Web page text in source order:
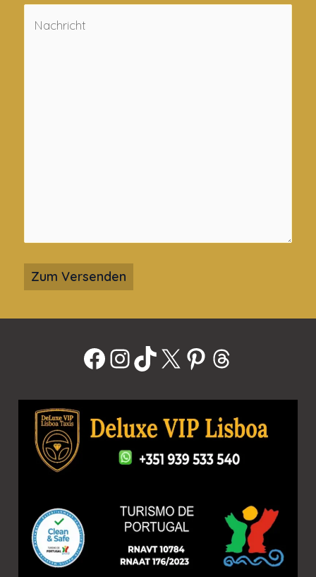
Facebook InstagramTikTok X Pinterest Threads